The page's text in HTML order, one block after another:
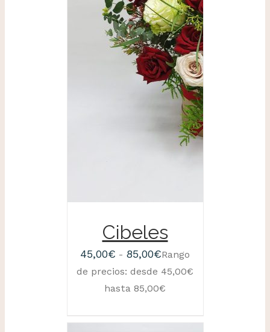
SELECCIONAR
OPCIONES
/
DETALLES
Cibeles
45,00€ - 85,00€Rango
de precios: desde 45,00€
hasta 85,00€